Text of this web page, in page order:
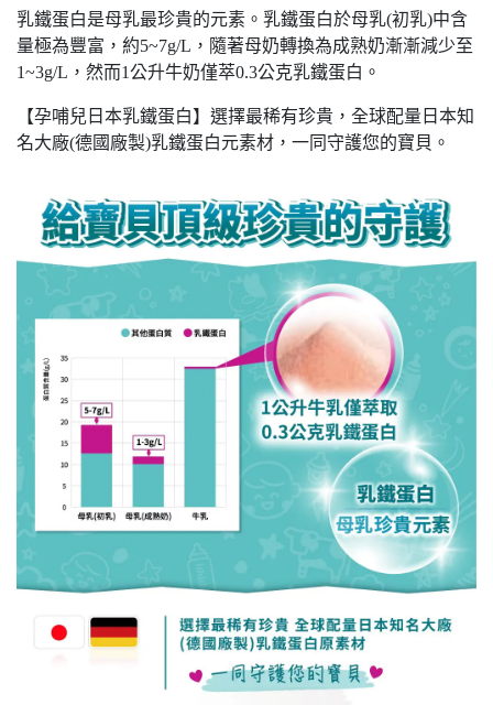
乳鐵蛋白是母乳最珍貴的元素。乳鐵蛋白於母乳(初乳)中含
量極為豐富，約5~7g/L，隨著母奶轉換為成熟奶漸漸減少至
1~3g/L，然而1公升牛奶僅萃0.3公克乳鐵蛋白。
【孕哺兒日本乳鐵蛋白】選擇最稀有珍貴，全球配量日本知
名大廠(德國廠製)乳鐵蛋白元素材，一同守護您的寶貝。